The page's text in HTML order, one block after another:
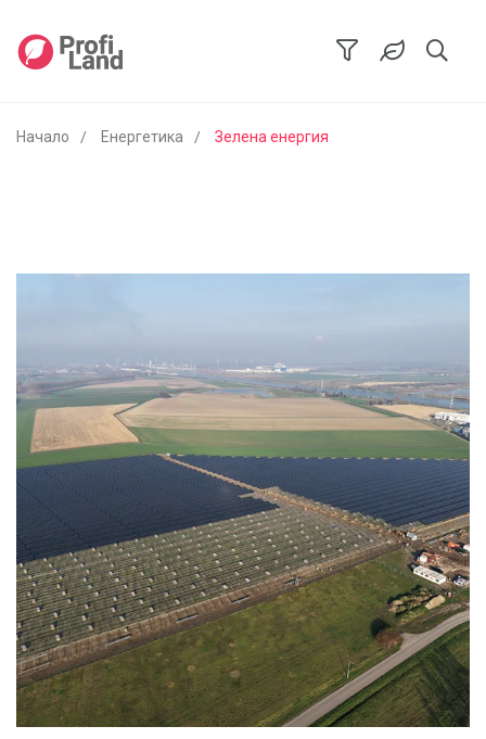
Начало Енергетика Зелена енергия